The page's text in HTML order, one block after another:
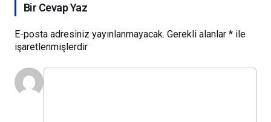
Bir Cevap Yaz
E-posta adresiniz yayınlanmayacak. Gerekli alanlar * ile
işaretlenmişlerdir